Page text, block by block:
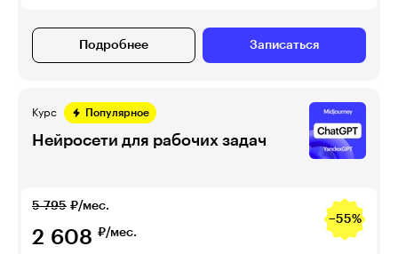
Подробнее Записаться
Курс Популярное
Нейросети для рабочих задач
5 795 ₽/мес.
−55%
2 608 ₽/мес.